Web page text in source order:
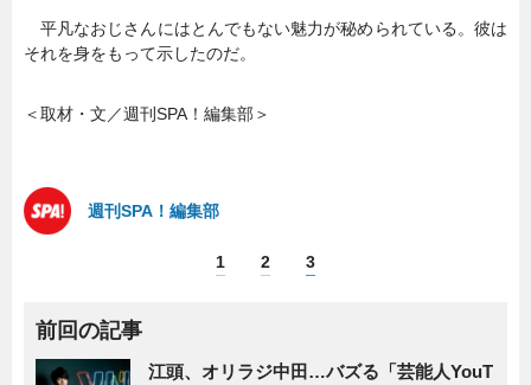
平凡なおじさんにはとんでもない魅力が秘められている。彼は
それを身をもって示したのだ。
＜取材・文／週刊SPA！編集部＞
週刊SPA！編集部
1 2 3
前回の記事
江頭、オリラジ中田…バズる「芸能人YouT